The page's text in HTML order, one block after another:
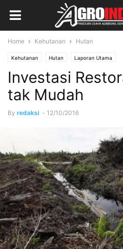
Home Kehutanan Hutan
Kehutanan Hutan Laporan Utama
Investasi
tak Mudah
By redaksi - 12/10/2016